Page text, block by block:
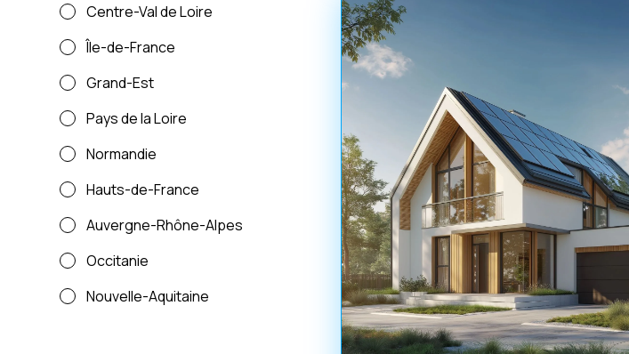
Centre-Val de Loire
Île-de-France
Grand-Est
Pays de la Loire
Normandie
Hauts-de-France
Auvergne-Rhône-Alpes
Occitanie
Nouvelle-Aquitaine